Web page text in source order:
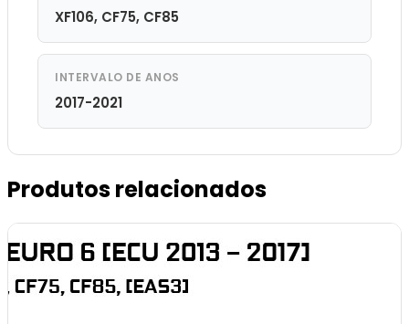
XF106, CF75, CF85
INTERVALO DE ANOS
2017-2021
Produtos relacionados